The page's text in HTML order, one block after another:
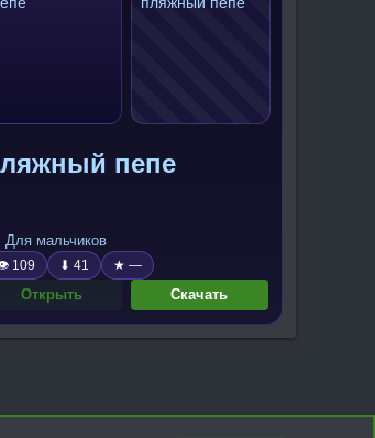
пепе
Для мальчиков
109 ⬇ 41 ★ —
Открыть Скачать